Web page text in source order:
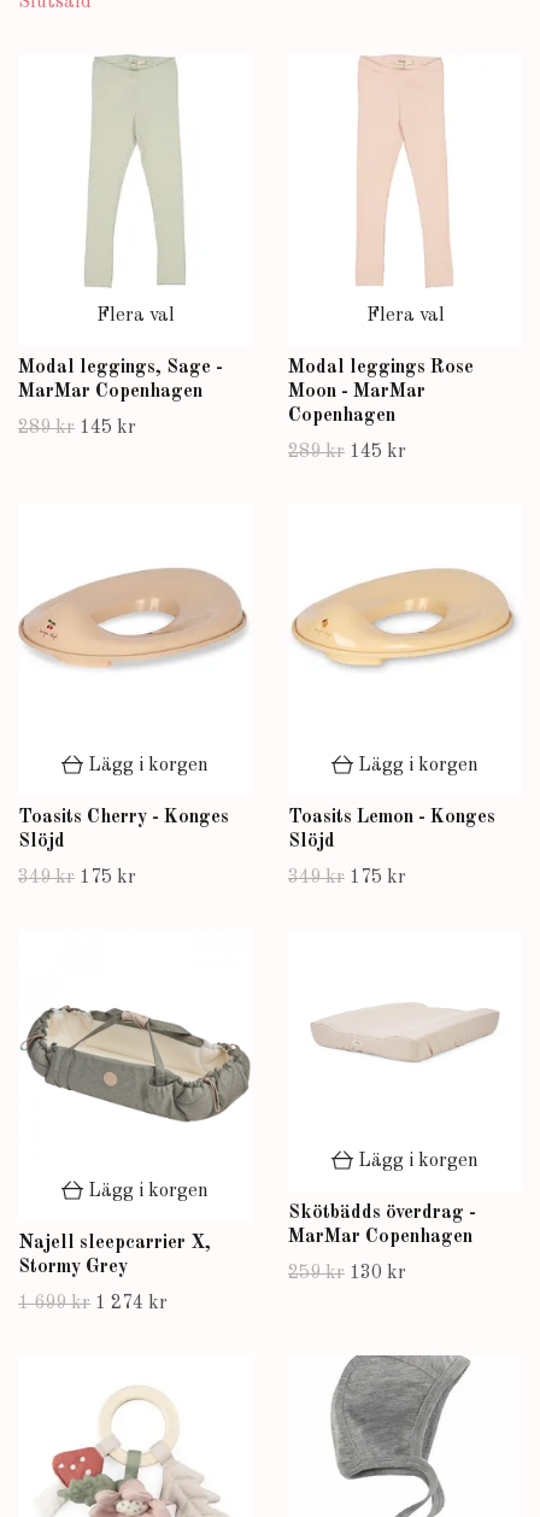
Flera val
Modal leggings, Sage -
MarMar Copenhagen
289 kr 145 kr
Flera val
Modal leggings Rose
Moon - MarMar
Copenhagen
289 kr 145 kr
Lägg i korgen
Toasits Cherry - Konges
Slöjd
349 kr 175 kr
Lägg i korgen
Toasits Lemon - Konges
Slöjd
349 kr 175 kr
Lägg i korgen
Najell sleepcarrier X,
Stormy Grey
1 699 kr 1 274 kr
Lägg i korgen
Skötbädds överdrag -
MarMar Copenhagen
259 kr 130 kr